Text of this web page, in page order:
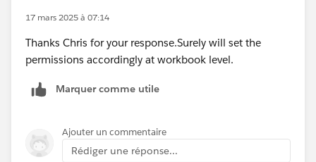
17 mars 2025 à 07:14
Thanks Chris for your response.Surely will set the
permissions accordingly at workbook level.
Marquer comme utile
Ajouter un commentaire
Rédiger une réponse...